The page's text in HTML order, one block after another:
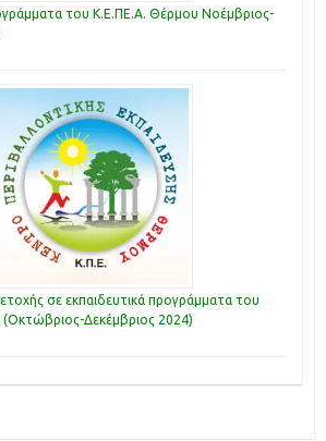
του Κ.Ε.ΠΕ.Α. Θέρμου Νοέμβριος-
σε εκπαιδευτικά προγράμματα του
Δεκέμβριος 2024)